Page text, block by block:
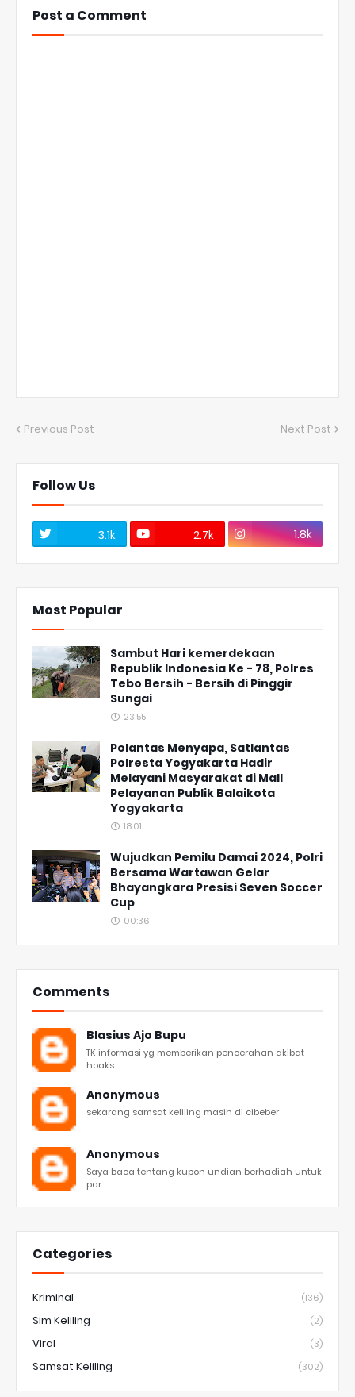
Post a Comment
Previous Post Next Post
Follow Us
3.1k 2.7k 1.8k
Most Popular
Sambut Hari kemerdekaan
Republik Indonesia Ke - 78, Polres
Tebo Bersih - Bersih di Pinggir
Sungai
23:55
Polantas Menyapa, Satlantas
Polresta Yogyakarta Hadir
Melayani Masyarakat di Mall
Pelayanan Publik Balaikota
Yogyakarta
18:01
Wujudkan Pemilu Damai 2024, Polri
Bersama Wartawan Gelar
Bhayangkara Presisi Seven Soccer
Cup
00:36
Comments
Blasius Ajo Bupu
TK informasi yg memberikan pencerahan akibat
hoaks...
Anonymous
sekarang samsat keliling masih di cibeber
Anonymous
Saya baca tentang kupon undian berhadiah untuk
par...
Categories
Kriminal (136)
Sim Keliling (2)
Viral (3)
Samsat Keliling (302)